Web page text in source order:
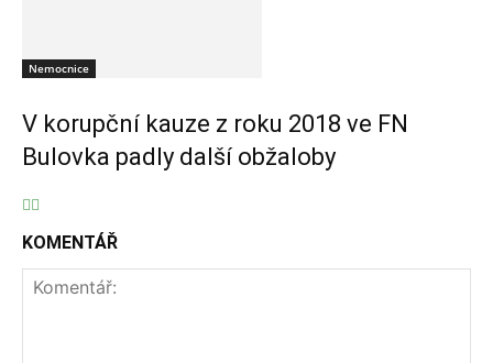
Nemocnice
V korupční kauze z roku 2018 ve FN
Bulovka padly další obžaloby
KOMENTÁŘ